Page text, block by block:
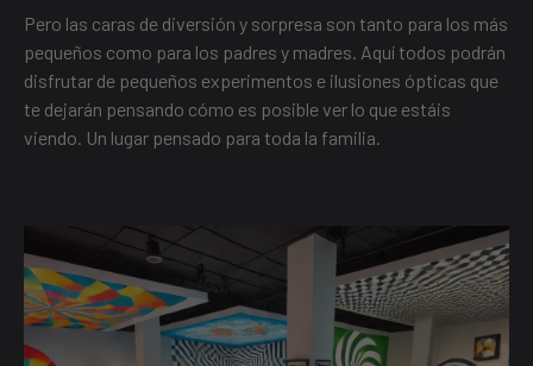
Pero las caras de diversión y sorpresa son tanto para los más
pequeños como para los padres y madres. Aquí todos podrán
disfrutar de pequeños experimentos e ilusiones ópticas que
te dejarán pensando cómo es posible ver lo que estáis
viendo. Un lugar pensado para toda la familia.